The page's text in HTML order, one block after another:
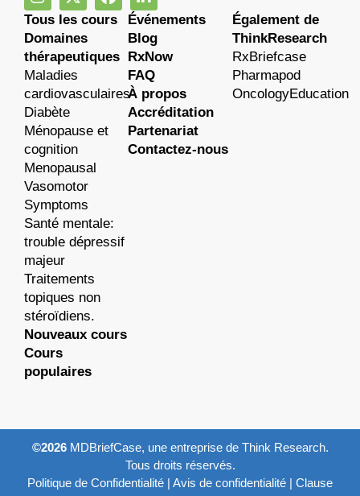
Tous les cours
Domaines
thérapeutiques
Maladies
cardiovasculaires
Diabète
Ménopause et
cognition
Menopausal
Vasomotor
Symptoms
Santé mentale:
trouble dépressif
majeur
Traitements
topiques non
stéroïdiens.
Nouveaux cours
Cours
populaires
Événements
Blog
RxNow
FAQ
À propos
Accréditation
Partenariat
Contactez-nous
Également de
ThinkResearch
RxBriefcase
Pharmapod
OncologyEducation
©2026MDBriefCase, une entreprise de Think Research.
Tous droits réservés.
Politique de Confidentialité | Avis de confidentialité | Clause